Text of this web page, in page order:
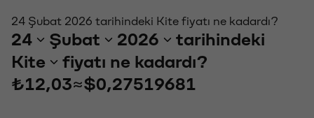
24 Şubat 2026 tarihindeki Kite fiyatı ne kadardı?
24 Şubat 2026
tarihindeki
Kite
fiyatı ne kadardı?
₺12,03≈$0,27519681